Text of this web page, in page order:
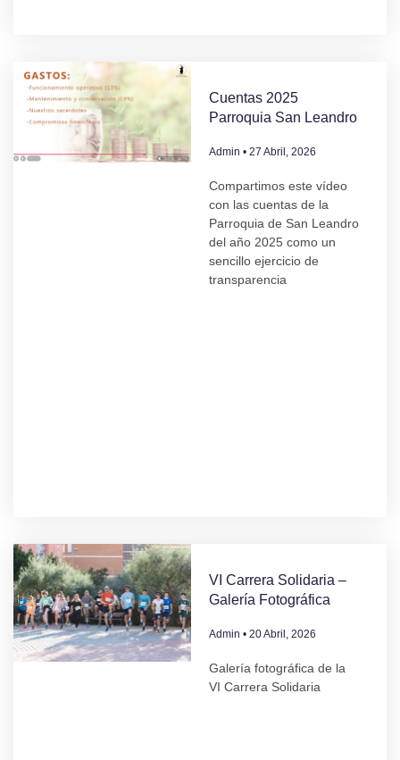
Cuentas 2025
Parroquia San Leandro
Admin 27 Abril, 2026
Compartimos este vídeo
con las cuentas de la
Parroquia de San Leandro
del año 2025 como un
sencillo ejercicio de
transparencia
VI Carrera Solidaria –
Galería Fotográfica
Admin 20 Abril, 2026
Galería fotográfica de la
VI Carrera Solidaria